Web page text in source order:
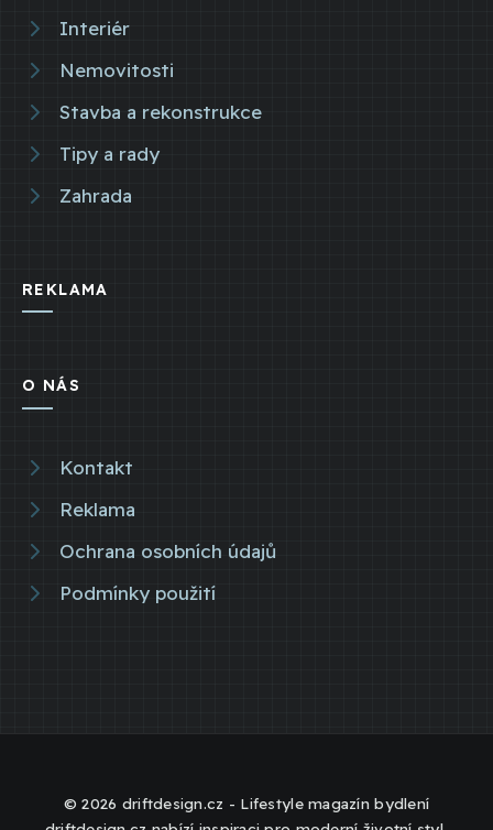
Interiér
Nemovitosti
Stavba a rekonstrukce
Tipy a rady
Zahrada
REKLAMA
O NÁS
Kontakt
Reklama
Ochrana osobních údajů
Podmínky použití
© 2026 driftdesign.cz - Lifestyle magazín bydlení